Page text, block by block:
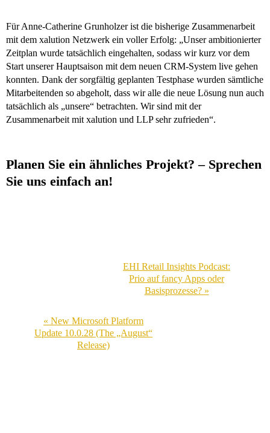
Für Anne-Catherine Grunholzer ist die bisherige Zusammenarbeit
mit dem xalution Netzwerk ein voller Erfolg: „Unser ambitionierter
Zeitplan wurde tatsächlich eingehalten, sodass wir kurz vor dem
Start unserer Hauptsaison mit dem neuen CRM-System live gehen
konnten. Dank der sorgfältig geplanten Testphase wurden sämtliche
Mitarbeitenden so abgeholt, dass wir alle die neue Lösung nun auch
tatsächlich als „unsere“ betrachten. Wir sind mit der
Zusammenarbeit mit xalution und LLP sehr zufrieden“.
Planen Sie ein ähnliches Projekt? – Sprechen
Sie uns einfach an!
EHI Retail Insights Podcast:
Prio auf fancy Apps oder
Basisprozesse? »
« New Microsoft Platform
Update 10.0.28 (The „August“
Release)